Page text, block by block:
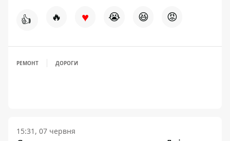
👍 🔥 ♥ 😭 😆 😡
РЕМОНТ ДОРОГИ
15:31, 07 червня